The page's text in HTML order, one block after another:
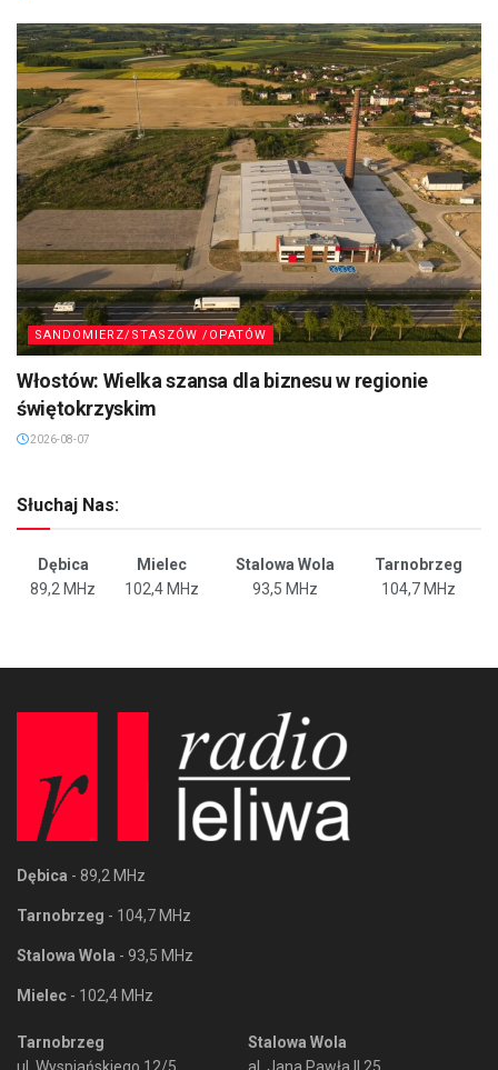
SANDOMIERZ/STASZÓW /OPATÓW
Włostów: Wielka szansa dla biznesu w regionie
świętokrzyskim
2026-08-07
Słuchaj Nas:
Dębica Mielec Stalowa Wola
Tarnobrzeg
89,2 MHz
102,4 MHz 93,5 MHz 104,7 MHz
Dębica - 89,2 MHz
Tarnobrzeg - 104,7 MHz
Stalowa Wola - 93,5 MHz
Mielec - 102,4 MHz
Tarnobrzeg
Stalowa Wola